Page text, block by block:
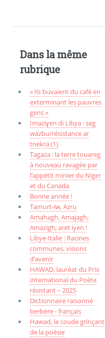
Dans la même
rubrique
« Ils buvaient du café en
exterminant les pauvres
gens »
Imaziɣen di Libya : seg
wazbu/résistance ar
tnekra (1)
Tagaza : la terre touareg
à nouveau ravagée par
l’appétit minier du Niger
et du Canada
Bonne année !
Tamurt-iw, Aẓru
Amahagh, Amajagh,
Amazigh, aret iyen !
Libye-Italie : Racines
communes, visions
d’avenir
HAWAD, lauréat du Prix
international du Poète
résistant – 2025
Dictionnaire raisonné
berbère - français
Hawad, le coude grinçant
de la poésie